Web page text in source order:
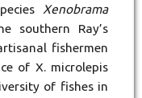
Xenobrama
Ray’s
fishermen
of X. microlepis
of fishes in